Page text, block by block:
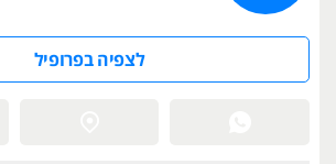
לצפיה בפרופיל